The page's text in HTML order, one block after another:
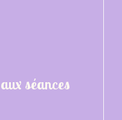
séances